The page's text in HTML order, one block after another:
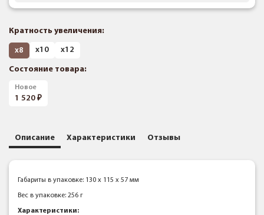
Кратность увеличения:
х8 х10 х12
Состояние товара:
Новое
1 520
Описание Характеристики Отзывы
Габариты в упаковке: 130 x 115 x 57 мм
Вес в упаковке: 256 г
Характеристики: